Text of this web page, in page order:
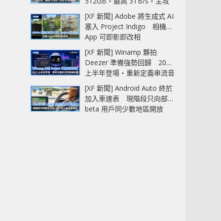
AI 記憶體
[XF 新聞] Adobe 將生成式 AI
塞入 Project Indigo 相機
App 可即影即改相
[XF 新聞] Winamp 夥拍
Deezer 準備強勢回歸 2027
上半年登場‧重新定義串流音
樂播放器
[XF 新聞] Android Auto 終於
加入車速表 現階段只向部分
beta 用戶同少數地區開放